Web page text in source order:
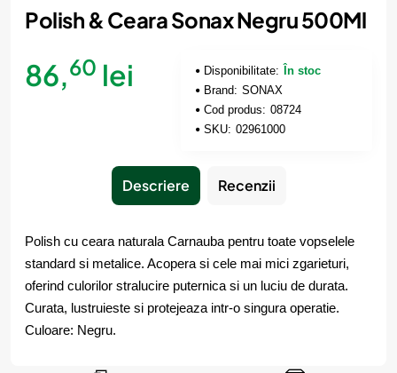
Polish & Ceara Sonax Negru 500Ml
86,60 lei Disponibilitate:
În stoc
Brand: SONAX
Cod produs: 08724
SKU: 02961000
Descriere Recenzii
Polish cu ceara naturala Carnauba pentru toate vopselele
standard si metalice. Acopera si cele mai mici zgarieturi,
oferind culorilor stralucire puternica si un luciu de durata.
Curata, lustruieste si protejeaza intr-o singura operatie.
Culoare: Negru.